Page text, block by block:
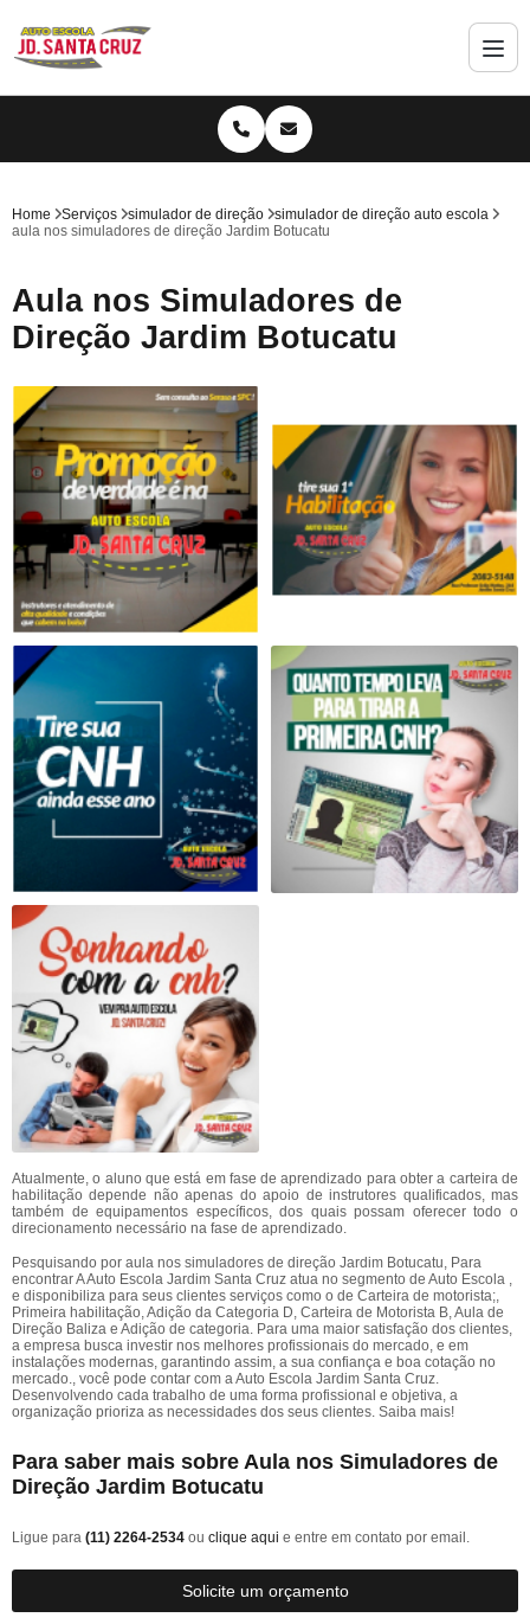
Home Serviços simulador de direção
simulador de direção auto escola
aula nos simuladores de direção Jardim Botucatu
Aula nos Simuladores de
Direção Jardim Botucatu
Atualmente, o aluno que está em fase de aprendizado para obter a carteira de
habilitação depende não apenas do apoio de instrutores qualificados, mas
também de equipamentos específicos, dos quais possam oferecer todo o
direcionamento necessário na fase de aprendizado.
Pesquisando por aula nos simuladores de direção Jardim Botucatu, Para
encontrar A Auto Escola Jardim Santa Cruz atua no segmento de Auto Escola ,
e disponibiliza para seus clientes serviços como o de Carteira de motorista;,
Primeira habilitação, Adição da Categoria D, Carteira de Motorista B, Aula de
Direção Baliza e Adição de categoria. Para uma maior satisfação dos clientes,
a empresa busca investir nos melhores profissionais do mercado, e em
instalações modernas, garantindo assim, a sua confiança e boa cotação no
mercado., você pode contar com a Auto Escola Jardim Santa Cruz.
Desenvolvendo cada trabalho de uma forma profissional e objetiva, a
organização prioriza as necessidades dos seus clientes. Saiba mais!
Para saber mais sobre Aula nos Simuladores de
Direção Jardim Botucatu
Ligue para (11) 2264-2534 ou clique aqui e entre em contato por email.
Solicite um orçamento